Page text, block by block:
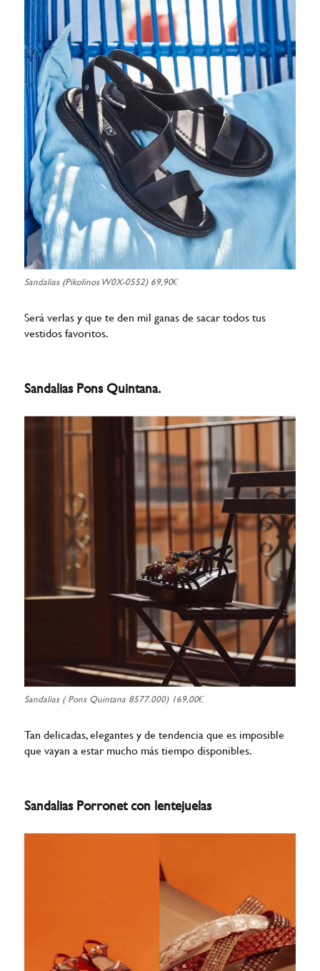
Sandalias (Pikolinos W0X-0552) 69,90€
Será verlas y que te den mil ganas de sacar todos tus
vestidos favoritos.
Sandalias Pons Quintana.
Sandalias ( Pons Quintana 8577.000) 169,00€
Tan delicadas, elegantes y de tendencia que es imposible
que vayan a estar mucho más tiempo disponibles.
Sandalias Porronet con lentejuelas